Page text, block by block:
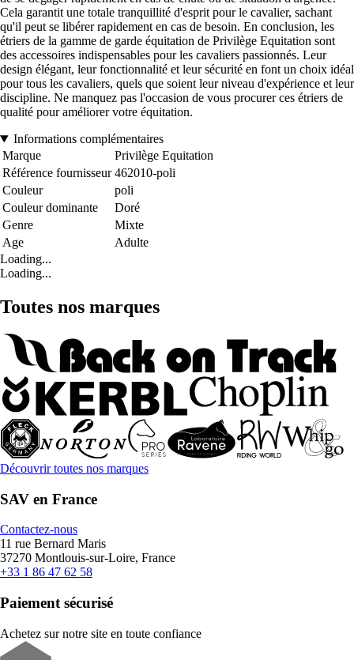
Cela garantit une totale tranquillité d'esprit pour le cavalier, sachant
qu'il peut se libérer rapidement en cas de besoin. En conclusion, les
étriers de la gamme de garde équitation de Privilège Equitation sont
des accessoires indispensables pour les cavaliers passionnés. Leur
design élégant, leur fonctionnalité et leur sécurité en font un choix idéal
pour tous les cavaliers, quels que soient leur niveau d'expérience et leur
discipline. Ne manquez pas l'occasion de vous procurer ces étriers de
qualité pour améliorer votre équitation.
Informations complémentaires
Marque
Privilège Equitation
Référence fournisseur 462010-poli
Couleur
poli
Couleur dominante
Doré
Genre
Mixte
Age
Adulte
Loading...
Loading...
Toutes nos marques
Découvrir toutes nos marques
SAV en France
Contactez-nous
11 rue Bernard Maris
37270 Montlouis-sur-Loire, France
+33 1 86 47 62 58
Paiement sécurisé
Achetez sur notre site en toute confiance